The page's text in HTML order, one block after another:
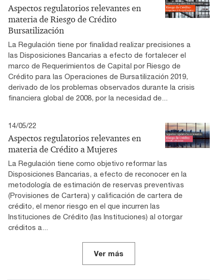
Aspectos regulatorios relevantes en
materia de Riesgo de Crédito
Bursatilización
La Regulación tiene por finalidad realizar precisiones a
las Disposiciones Bancarias a efecto de fortalecer el
marco de Requerimientos de Capital por Riesgo de
Crédito para las Operaciones de Bursatilización 2019,
derivado de los problemas observados durante la crisis
financiera global de 2008, por la necesidad de...
14/05/22
Aspectos regulatorios relevantes en
materia de Crédito a Mujeres
La Regulación tiene como objetivo reformar las
Disposiciones Bancarias, a efecto de reconocer en la
metodología de estimación de reservas preventivas
(Provisiones de Cartera) y calificación de cartera de
crédito, el menor riesgo en el que incurren las
Instituciones de Crédito (las Instituciones) al otorgar
créditos a...
Ver más